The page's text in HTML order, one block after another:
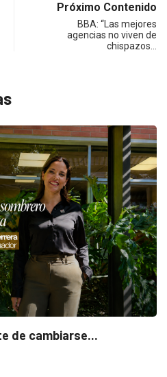
Próximo Contenido
BBA: “Las mejores
agencias no viven de
chispazos…
de cambiarse...